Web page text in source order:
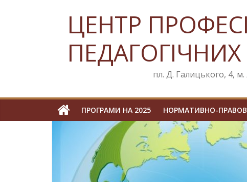
ЦЕНТР
пл. Д. Галицького, 4,
ПРОГРАМИ НА 2025 НОРМАТИВНО-